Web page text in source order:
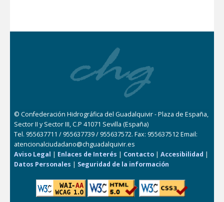
© Confederación Hidrográfica del Guadalquivir - Plaza de España,
Sector II y Sector III, C.P 41071 Sevilla (España)
Tel. 955637711 / 955637739 / 955637572. Fax: 955637512 Email:
atencionalciudadano@chguadalquivir.es
Aviso Legal | Enlaces de Interés | Contacto |Accesibilidad |
Datos Personales | Seguridad de la información